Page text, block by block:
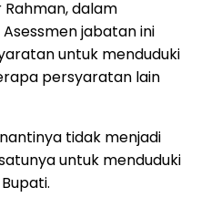
dalam
jabatan ini
untuk menduduki
persyaratan lain
tidak menjadi
untuk menduduki